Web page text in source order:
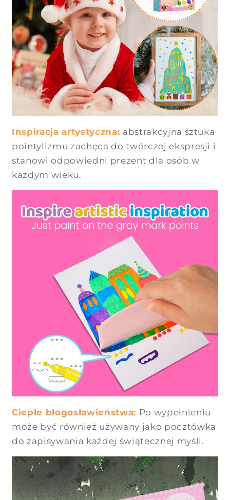
Inspiracja artystyczna: abstrakcyjna sztuka
pointylizmu zachęca do twórczej ekspresji i
stanowi odpowiedni prezent dla osób w
każdym wieku.
Ciepłe błogosławieństwa: Po wypełnieniu
może być również używany jako pocztówka
do zapisywania każdej świątecznej myśli.